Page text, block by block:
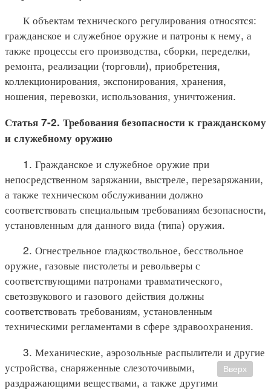
К объектам технического регулирования относятся:
гражданское и служебное оружие и патроны к нему, а
также процессы его производства, сборки, переделки,
ремонта, реализации (торговли), приобретения,
коллекционирования, экспонирования, хранения,
ношения, перевозки, использования, уничтожения.
Статья 7-2. Требования безопасности к гражданскому
и служебному оружию
1. Гражданское и служебное оружие при
непосредственном заряжании, выстреле, перезаряжании,
а также техническом обслуживании должно
соответствовать специальным требованиям безопасности,
установленным для данного вида (типа) оружия.
2. Огнестрельное гладкоствольное, бесствольное
оружие, газовые пистолеты и револьверы с
соответствующими патронами травматического,
светозвукового и газового действия должны
соответствовать требованиям, установленным
техническими регламентами в сфере здравоохранения.
3. Механические, аэрозольные распылители и другие
устройства, снаряженные слезоточивыми,
раздражающими веществами, а также другими
Вверх